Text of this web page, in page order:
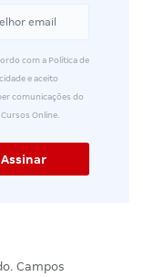
com a Política de
e aceito
comunicações do
Online.
Campos